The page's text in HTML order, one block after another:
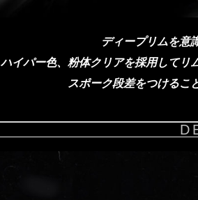
ディープリムを意
ハイパー色、粉体クリアを採用してリ
スポーク段差をつけるこ